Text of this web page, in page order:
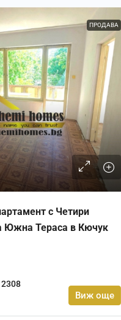
ПРОДАВА
с Четири
Южна Тераса в Кючук
2308
Виж още